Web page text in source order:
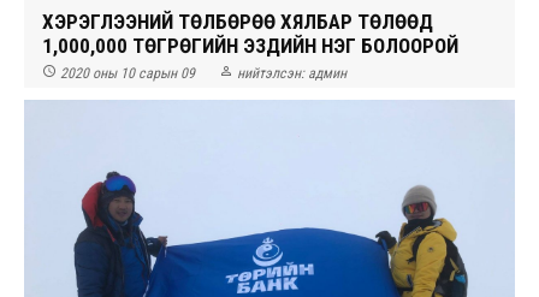
ХЭРЭГЛЭЭНИЙ ТӨЛБӨРӨӨ ХЯЛБАР ТӨЛӨӨД
1,000,000 ТӨГРӨГИЙН ЭЗДИЙН НЭГ БОЛООРОЙ
 2020 оны 10 сарын 09  нийтэлсэн: админ